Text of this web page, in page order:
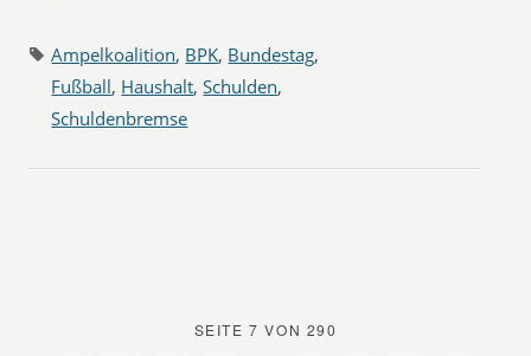
Ampelkoalition, BPK, Bundestag,
Fußball, Haushalt,Schulden,
Schuldenbremse
SEITE 7 VON 290